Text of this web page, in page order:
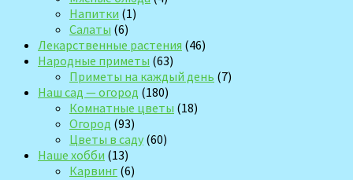
Напитки (1)
Салаты (6)
Лекарственные растения (46)
Народные приметы (63)
Приметы на каждый день (7)
Наш сад — огород (180)
Комнатные цветы (18)
Огород (93)
Цветы в саду (60)
Наше хобби (13)
Карвинг (6)